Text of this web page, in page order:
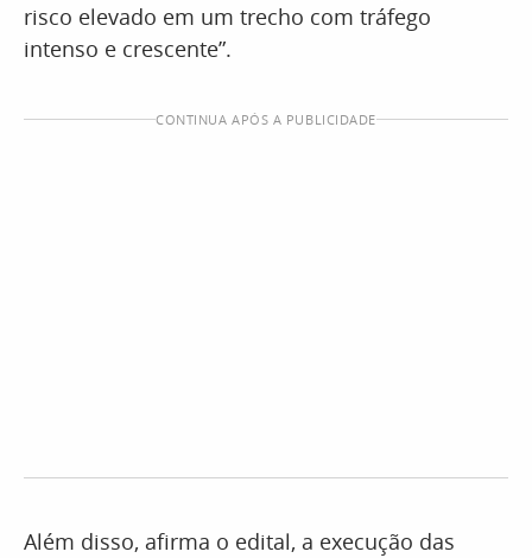
risco elevado em um trecho com tráfego
intenso e crescente”.
CONTINUA APÓS A PUBLICIDADE
Além disso, afirma o edital, a execução das